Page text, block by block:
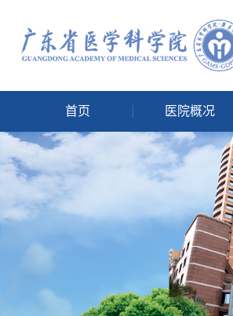
首页 医院概况